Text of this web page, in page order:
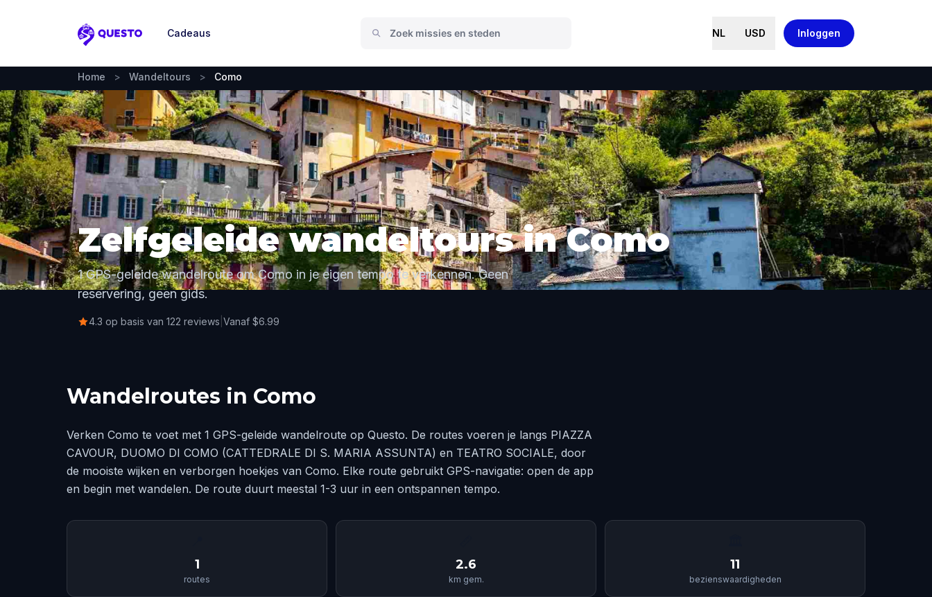
Questo
Cadeaus NL USD Inloggen
Home > Wandeltours > Como
Zelfgeleide wandeltours in Como
1 GPS-geleide wandelroute om Como in je eigen tempo te verkennen. Geen
reservering, geen gids.
4.3 op basis van 122 reviews Vanaf $6.99
Wandelroutes in Como
Verken Como te voet met 1 GPS-geleide wandelroute op Questo. De routes voeren je langs PIAZZA
CAVOUR, DUOMO DI COMO (CATTEDRALE DI S. MARIA ASSUNTA) en TEATRO SOCIALE, door
de mooiste wijken en verborgen hoekjes van Como. Elke route gebruikt GPS-navigatie: open de app
en begin met wandelen. De route duurt meestal 1-3 uur in een ontspannen tempo.
1
routes
2.6
km gem.
11
bezienswaardigheden